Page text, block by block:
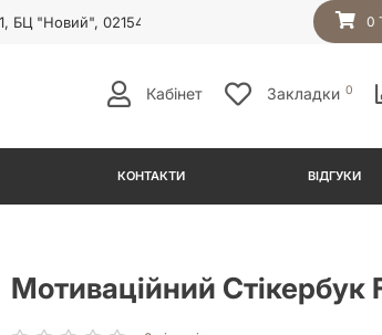
БЦ "Новий", 02154 0
Кабінет Закладки 0
КОНТАКТИ ВІДГУКИ
Мотиваційний Стікербук